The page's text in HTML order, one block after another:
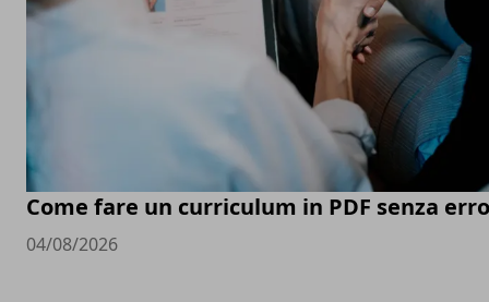
Come fare un curriculum in PDF senza
04/08/2026